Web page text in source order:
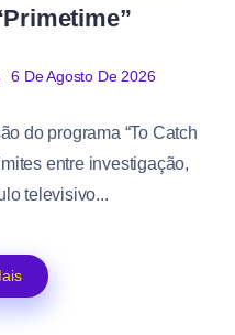
6 De Agosto De 2026
do programa “To Catch
entre investigação,
televisivo...